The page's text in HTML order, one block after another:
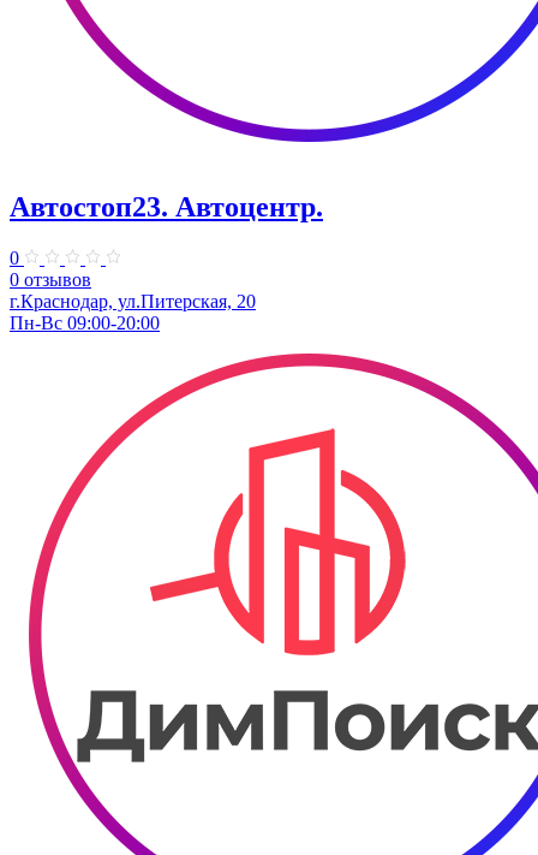
Автостоп23. ​Автоцентр.
0
0 отзывов
г.Краснодар, ул.Питерская, 20
Пн-Вс 09:00-20:00